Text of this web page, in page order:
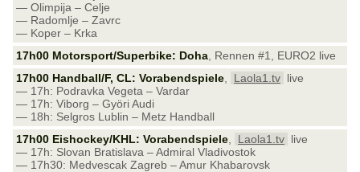
— Olimpija – Celje
— Radomlje – Zavrc
— Koper – Krka
17h00 Motorsport/Superbike: Doha , Rennen #1, EURO2 live
17h00 Handball/F, CL: Vorabendspiele
Laola1.tv live
— 17h: Podravka Vegeta – Vardar
— 17h: Viborg – Györi Audi
— 18h: Selgros Lublin – Metz Handball
17h00 Eishockey/KHL: Vorabendspiele
Laola1.tv live
— 17h: Slovan Bratislava – Admiral Vladivostok
— 17h30: Medvescak Zagreb – Amur Khabarovsk